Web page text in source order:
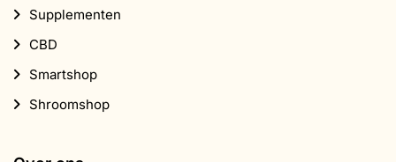
Supplementen
CBD
Smartshop
Shroomshop